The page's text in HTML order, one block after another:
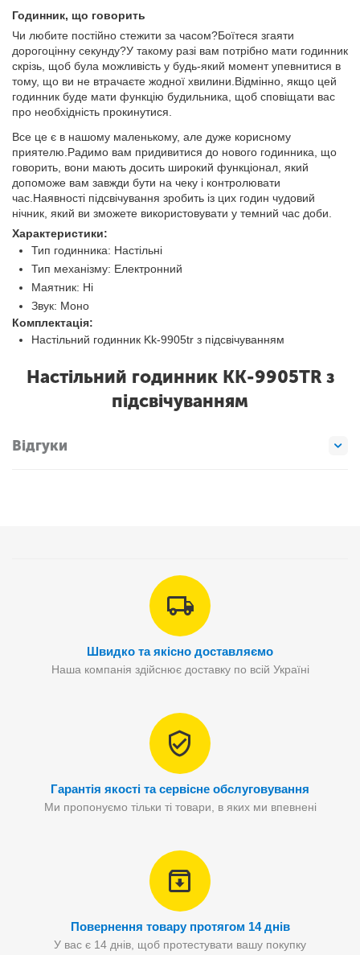
Годинник, що говорить
Чи любите постійно стежити за часом?Боїтеся згаяти
дорогоцінну секунду?У такому разі вам потрібно мати годинник
скрізь, щоб була можливість у будь-який момент упевнитися в
тому, що ви не втрачаєте жодної хвилини.Відмінно, якщо цей
годинник буде мати функцію будильника, щоб сповіщати вас
про необхідність прокинутися.
Все це є в нашому маленькому, але дуже корисному
приятелю.Радимо вам придивитися до нового годинника, що
говорить, вони мають досить широкий функціонал, який
допоможе вам завжди бути на чеку і контролювати
час.Наявності підсвічування зробить із цих годин чудовий
нічник, який ви зможете використовувати у темний час доби.
Характеристики:
Тип годинника: Настільні
Тип механізму: Електронний
Маятник: Ні
Звук: Моно
Комплектація:
Настільний годинник Kk-9905tr з підсвічуванням
Настільний годинник KK-9905TR з
підсвічуванням
Відгуки
Швидко та якісно доставляємо
Наша компанія здійснює доставку по всій Україні
Гарантія якості та сервісне обслуговування
Ми пропонуємо тільки ті товари, в яких ми впевнені
Повернення товару протягом 14 днів
У вас є 14 днів, щоб протестувати вашу покупку